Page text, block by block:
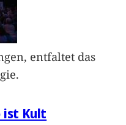
entfaltet das
ist Kult